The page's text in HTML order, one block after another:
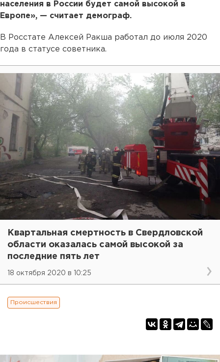
населения в России будет самой высокой в
Европе», — считает демограф.
В Росстате Алексей Ракша работал до июля 2020
года в статусе советника.
Квартальная смертность в Свердловской
области оказалась самой высокой за
последние пять лет
18 октября 2020 в 10:25
Происшествия